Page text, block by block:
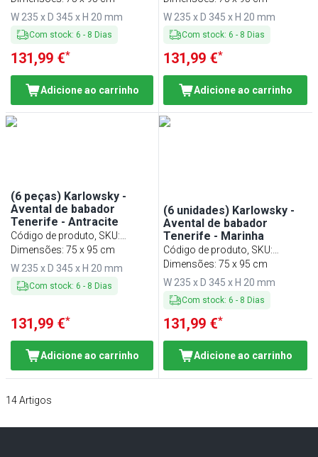
W 235 x D 345 x H 20 mm
Com stock: 6 - 8 Dias
131,99 €*
Adicione ao carrinho
W 235 x D 345 x H 20 mm
Com stock: 6 - 8 Dias
131,99 €*
Adicione ao carrinho
(6 peças) Karlowsky -
Avental de babador
Tenerife - Antracite
Código de produto, SKU:
LSTK34AZ#SET
Dimensões: 75 x 95 cm
W 235 x D 345 x H 20 mm
Com stock: 6 - 8 Dias
131,99 €*
Adicione ao carrinho
(6 unidades) Karlowsky -
Avental de babador
Tenerife - Marinha
Código de produto, SKU:
LSTK34MA#SET
Dimensões: 75 x 95 cm
W 235 x D 345 x H 20 mm
Com stock: 6 - 8 Dias
131,99 €*
Adicione ao carrinho
14Artigos